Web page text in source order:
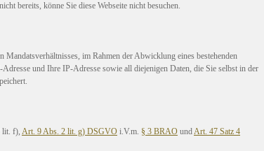
bereits, könne Sie diese Webseite nicht besuchen.
im Rahmen der Abwicklung eines bestehenden
und Ihre IP-Adresse sowie all diejenigen Daten, die Sie selbst in der
lit. f), Art. 9 Abs. 2 lit. g) DSGVO i.V.m. § 3 BRAO undArt. 47 Satz 4